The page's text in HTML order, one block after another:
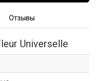
Отзывы
Universelle